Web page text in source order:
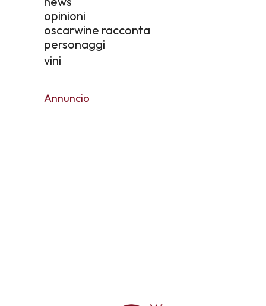
opinioni
oscarwine racconta
personaggi
vini
Annuncio